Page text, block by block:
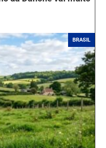
BRASIL